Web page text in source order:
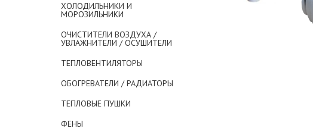
ХОЛОДИЛЬНИКИ И
МОРОЗИЛЬНИКИ
ОЧИСТИТЕЛИ ВОЗДУХА /
УВЛАЖНИТЕЛИ / ОСУШИТЕЛИ
ТЕПЛОВЕНТИЛЯТОРЫ
ОБОГРЕВАТЕЛИ / РАДИАТОРЫ
ТЕПЛОВЫЕ ПУШКИ
ФЕНЫ